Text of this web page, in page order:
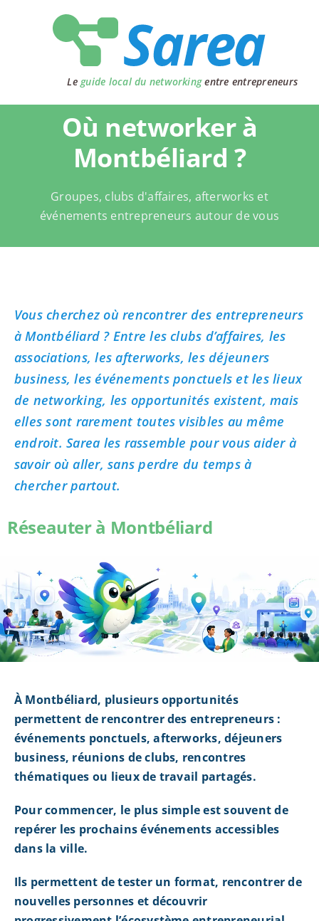
Le guide local du networkingentre entrepreneurs
Où networker à
Montbéliard ?
Groupes, clubs d'affaires, afterworks et
événements entrepreneurs autour de vous
Vous cherchez où rencontrer des entrepreneurs
à Montbéliard ? Entre les clubs d’affaires, les
associations, les afterworks, les déjeuners
business, les événements ponctuels et les lieux
de networking, les opportunités existent, mais
elles sont rarement toutes visibles au même
endroit. Sarea les rassemble pour vous aider à
savoir où aller, sans perdre du temps à
chercher partout.
Réseauter à Montbéliard
À Montbéliard, plusieurs opportunités
permettent de rencontrer des entrepreneurs :
événements ponctuels, afterworks, déjeuners
business, réunions de clubs, rencontres
thématiques ou lieux de travail partagés.
Pour commencer, le plus simple est souvent de
repérer les prochains événements accessibles
dans la ville.
Ils permettent de tester un format, rencontrer de
nouvelles personnes et découvrir